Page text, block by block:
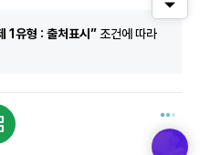
1유형 : 출처표시”조건에 따라
퀵메